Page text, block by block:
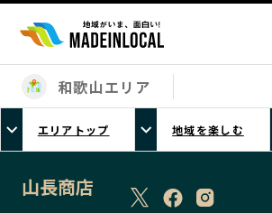
エリアから探す
北海道エリア
青森エリア
岩手エリア
山形エリア
和歌山エリア
エリアトップ 地域を楽しむ
山長商店